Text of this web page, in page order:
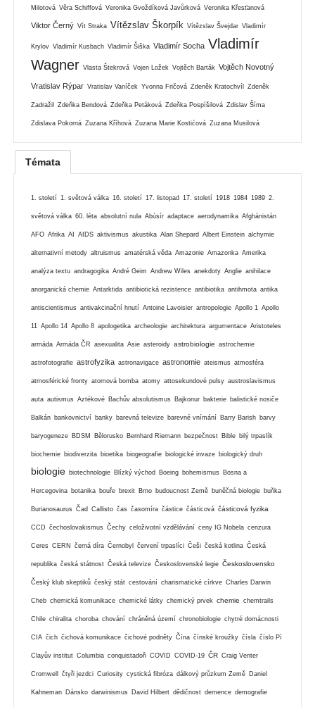
Milotová Věra Schiffová Veronika Gvoždíková Javůrková Veronika Křesťanová
Viktor Černý Vít Straka Vítězslav Škorpík Vítězslav Švejdar Vladimír
Krylov Vladimír Kusbach Vladimír Šiška Vladimír Socha Vladimír
Wagner Vlasta Štekrová Vojen Ložek Vojtěch Barták Vojtěch Novotný
Vratislav Rýpar Vratislav Vaníček Yvonna Fričová Zdeněk Kratochvíl Zdeněk
Zadražil Zdeňka Bendová Zdeňka Petáková Zdeňka Pospíšilová Zdislav Šíma
Zdislava Pokorná Zuzana Kříhová Zuzana Marie Kostićová Zuzana Musilová
Témata
1. století 1. světová válka 16. století 17. listopad 17. století 1918 1984 1989 2.
světová válka 60. léta absolutní nula Abúsír adaptace aerodynamika Afghánistán
AFO Afrika AI AIDS aktivismus akustika Alan Shepard Albert Einstein alchymie
alternativní metody altruismus amatérská věda Amazonie Amazonka Amerika
analýza textu andragogika André Geim Andrew Wiles anekdoty Anglie anihilace
anorganická chemie Antarktida antibiotická rezistence antibiotika antihmota antika
antiscientismus antivakcinační hnutí Antoine Lavoisier antropologie Apollo 1 Apollo
11 Apollo 14 Apollo 8 apologetika archeologie architektura argumentace Aristoteles
armáda Armáda ČR asexualita Asie asteroidy astrobiologie astrochemie
astrofotografie astrofyzika astronavigace astronomie ateismus atmosféra
atmosférické fronty atomová bomba atomy attosekundové pulsy austroslavismus
auta autismus Aztékové Bachův absolutismus Bajkonur bakterie balistické nosiče
Balkán bankovnictví banky barevná televize barevné vnímání Barry Barish barvy
baryogeneze BDSM Bělorusko Bernhard Riemann bezpečnost Bible bilý trpaslík
biochemie biodiverzita bioetika biogeografie biologické invaze biologický druh
biologie biotechnologie Blízký východ Boeing bohemismus Bosna a
Hercegovina botanika bouře brexit Brno budoucnost Země buněčná biologie buňka
Burianosaurus Čad Callisto čas časomíra částice částicová částicová fyzika
CCD čechoslovakismus Čechy celoživotní vzdělávání ceny IG Nobela cenzura
Ceres CERN černá díra Černobyl červení trpaslíci Češi česká kotlina Česká
republika česká státnost Česká televize Československé legie Československo
Český klub skeptiků český stát cestování charismatické církve Charles Darwin
Cheb chemická komunikace chemické látky chemický prvek chemie chemtrails
Chile chiralita choroba chování chráněná území chronobiologie chytré domácnosti
CIA čich čichová komunikace čichové podněty Čína čínské kroužky čísla číslo Pí
Clayův institut Columbia conquistadoři COVID COVID-19 ČR Craig Venter
Cromwell čtyři jezdci Curiosity cystická fibróza dálkový průzkum Země Daniel
Kahneman Dánsko darwinismus David Hilbert dědičnost demence demografie